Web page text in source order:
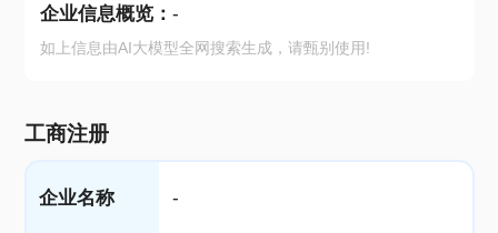
企业信息概览： -
如上信息由AI大模型全网搜索生成，请甄别使用!
工商注册
企业名称 -